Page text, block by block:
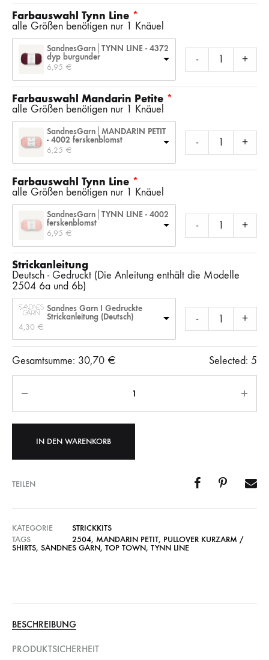
Farbauswahl Tynn Line
alle Größen benötigen nur 1 Knäuel
SandnesGarn│TYNN LINE - 4372
dyp burgunder
6,95 €
- +
Farbauswahl Mandarin Petite
alle Größen benötigen nur 1 Knäuel
SandnesGarn│MANDARIN PETIT
- 4002 ferskenblomst
6,25 €
- +
Farbauswahl Tynn Line
alle Größen benötigen nur 1 Knäuel
SandnesGarn│TYNN LINE - 4002
ferskenblomst
6,95 €
- +
Strickanleitung
Deutsch - Gedruckt (Die Anleitung enthält die Modelle
2504 6a und 6b)
Sandnes Garn I Gedruckte
Strickanleitung (Deutsch)
4,30 €
- +
Gesamtsumme: 30,70 € Selected: 5
IN DEN WARENKORB
TEILEN
KATEGORIE
STRICKKITS
TAGS
2504, MANDARIN PETIT, PULLOVER KURZARM /
SHIRTS, SANDNES GARN, TOP TOWN, TYNN LINE
BESCHREIBUNG
PRODUKTSICHERHEIT